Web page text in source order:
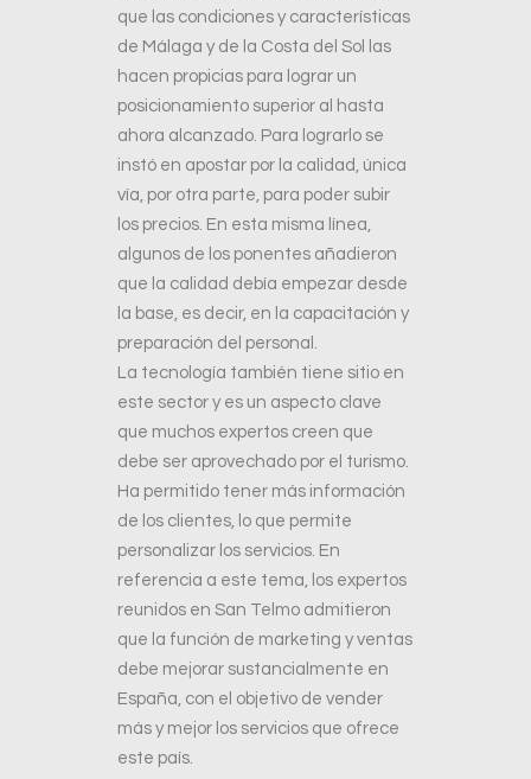
que las condiciones y características
de Málaga y de la Costa del Sol las
hacen propicias para lograr un
posicionamiento superior al hasta
ahora alcanzado. Para lograrlo se
instó en apostar por la calidad, única
vía, por otra parte, para poder subir
los precios. En esta misma línea,
algunos de los ponentes añadieron
que la calidad debía empezar desde
la base, es decir, en la capacitación y
preparación del personal.
La tecnología también tiene sitio en
este sector y es un aspecto clave
que muchos expertos creen que
debe ser aprovechado por el turismo.
Ha permitido tener más información
de los clientes, lo que permite
personalizar los servicios. En
referencia a este tema, los expertos
reunidos en San Telmo admitieron
que la función de marketing y ventas
debe mejorar sustancialmente en
España, con el objetivo de vender
más y mejor los servicios que ofrece
este país.